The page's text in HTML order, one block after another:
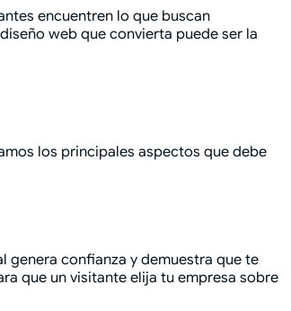
encuentren lo que buscan
web que convierta puede ser la
los principales aspectos que debe
genera confianza y demuestra que te
que un visitante elija tu empresa sobre